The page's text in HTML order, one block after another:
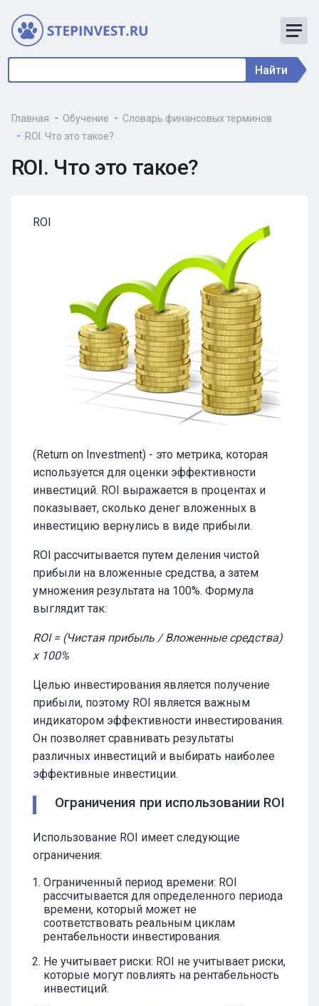
Найти
Главная Обучение
Словарь финансовых терминов
ROI. Что это такое?
ROI. Что это такое?
ROI
(Return on Investment) - это метрика, которая
используется для оценки эффективности
инвестиций. ROI выражается в процентах и
показывает, сколько денег вложенных в
инвестицию вернулись в виде прибыли.
ROI рассчитывается путем деления чистой
прибыли на вложенные средства, а затем
умножения результата на 100%. Формула
выглядит так:
ROI = (Чистая прибыль / Вложенные средства)
x 100%
Целью инвестирования является получение
прибыли, поэтому ROI является важным
индикатором эффективности инвестирования.
Он позволяет сравнивать результаты
различных инвестиций и выбирать наиболее
эффективные инвестиции.
Ограничения при использовании ROI
Использование ROI имеет следующие
ограничения:
Ограниченный период времени: ROI
рассчитывается для определенного периода
времени, который может не
соответствовать реальным циклам
рентабельности инвестирования.
Не учитывает риски: ROI не учитывает риски,
которые могут повлиять на рентабельность
инвестиций.